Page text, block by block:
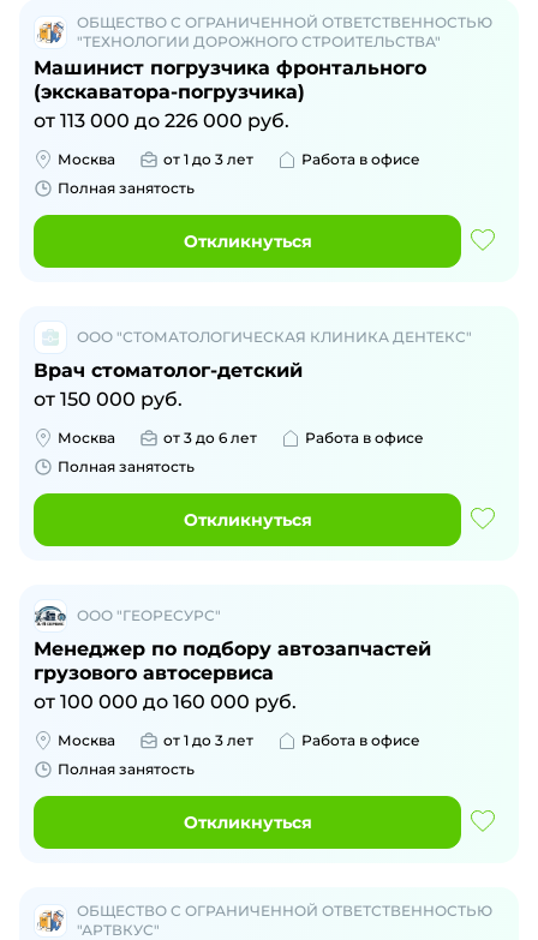
ОБЩЕСТВО С ОГРАНИЧЕННОЙ ОТВЕТСТВЕННОСТЬЮ
"ТЕХНОЛОГИИ ДОРОЖНОГО СТРОИТЕЛЬСТВА"
Машинист погрузчика фронтального
(экскаватора-погрузчика)
от 113 000 до 226 000 руб.
Москва от 1 до 3 лет
Работа в офисе
Полная занятость
Откликнуться
ООО "СТОМАТОЛОГИЧЕСКАЯ КЛИНИКА ДЕНТЕКС"
Врач стоматолог-детский
от 150 000 руб.
Москва от 3 до 6 лет
Работа в офисе
Полная занятость
Откликнуться
ООО "ГЕОРЕСУРС"
Менеджер по подбору автозапчастей
грузового автосервиса
от 100 000 до 160 000 руб.
Москва от 1 до 3 лет
Работа в офисе
Полная занятость
Откликнуться
ОБЩЕСТВО С ОГРАНИЧЕННОЙ ОТВЕТСТВЕННОСТЬЮ
"АРТВКУС"